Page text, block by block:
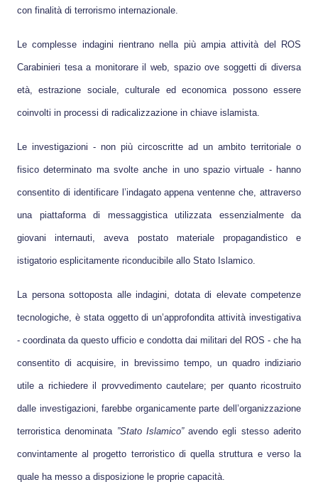
con finalità di terrorismo internazionale.
Le complesse indagini rientrano nella più ampia attività del ROS
Carabinieri tesa a monitorare il web, spazio ove soggetti di diversa
età, estrazione sociale, culturale ed economica possono essere
coinvolti in processi di radicalizzazione in chiave islamista.
Le investigazioni - non più circoscritte ad un ambito territoriale o
fisico determinato ma svolte anche in uno spazio virtuale - hanno
consentito di identificare l’indagato appena ventenne che, attraverso
una piattaforma di messaggistica utilizzata essenzialmente da
giovani internauti, aveva postato materiale propagandistico e
istigatorio esplicitamente riconducibile allo Stato Islamico.
La persona sottoposta alle indagini, dotata di elevate competenze
tecnologiche, è stata oggetto di un’approfondita attività investigativa
- coordinata da questo ufficio e condotta dai militari del ROS - che ha
consentito di acquisire, in brevissimo tempo, un quadro indiziario
utile a richiedere il provvedimento cautelare; per quanto ricostruito
dalle investigazioni, farebbe organicamente parte dell’organizzazione
terroristica denominata ”Stato Islamico”avendo egli stesso aderito
convintamente al progetto terroristico di quella struttura e verso la
quale ha messo a disposizione le proprie capacità.